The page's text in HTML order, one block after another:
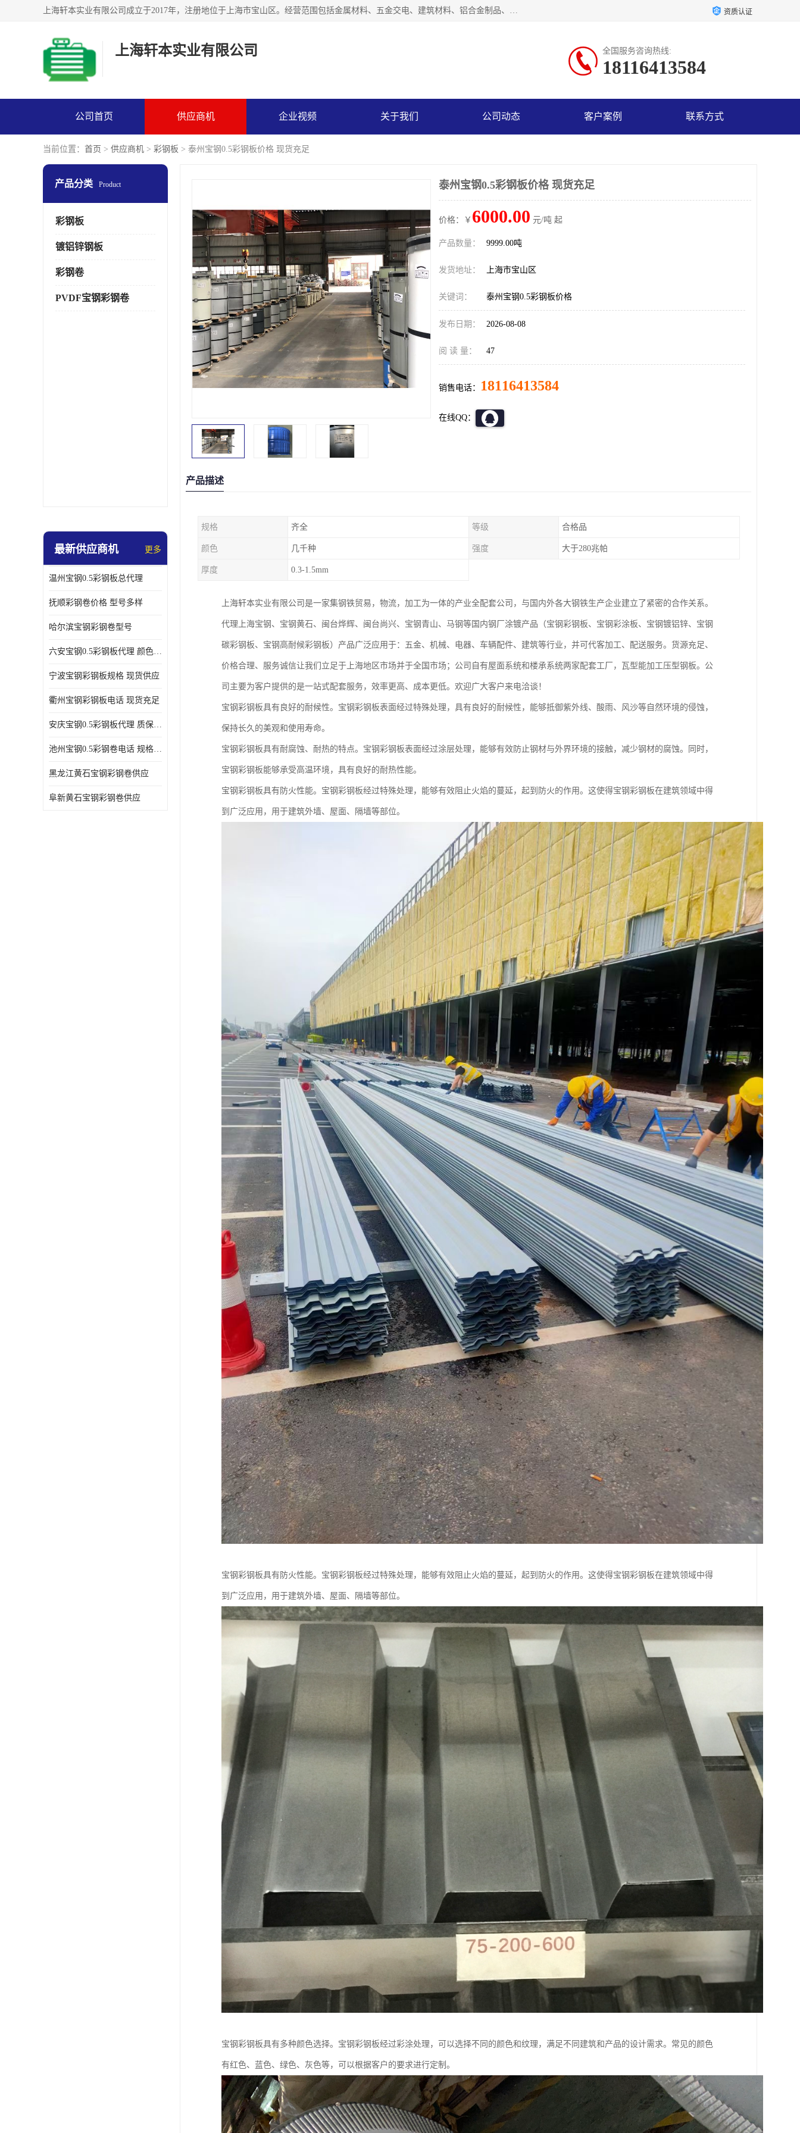
上海轩本实业有限公司成立于2017年，注册地位于上海市宝山区。经营范围包括金属材料、五金交电、建筑材料、铝合金制品、机械设备、电线电缆、装潢材料等；公司主营产品：宝钢彩钢板、宝钢彩钢卷、宝钢彩涂板、宝钢彩涂卷、宝钢高耐候彩钢板，宝钢氟碳彩钢板。是一家集钢铁贸易，物流、加工为一体的产业全配套公司。 资质认证
上海轩本实业有限公司 全国服务咨询热线:
18116413584
公司首页 供应商机 企业视频 关于我们 公司动态 客户案例 联系方式
当前位置： 首页 > 供应商机 > 彩钢板 > 泰州宝钢0.5彩钢板价格 现货充足
产品分类 Product
彩钢板
镀铝锌钢板
彩钢卷
PVDF宝钢彩钢卷
最新供应商机 更多
温州宝钢0.5彩钢板总代理
抚顺彩钢卷价格 型号多样
哈尔滨宝钢彩钢卷型号
六安宝钢0.5彩钢板代理 颜色定制
宁波宝钢彩钢板规格 现货供应
衢州宝钢彩钢板电话 现货充足
安庆宝钢0.5彩钢板代理 质保十年起
池州宝钢0.5彩钢卷电话 规格多样
黑龙江黄石宝钢彩钢卷供应
阜新黄石宝钢彩钢卷供应
泰州宝钢0.5彩钢板价格 现货充足
价格：￥ 6000.00 元/吨 起
产品数量： 9999.00吨
发货地址： 上海市宝山区
关键词： 泰州宝钢0.5彩钢板价格
发布日期： 2026-08-08
阅 读 量： 47
销售电话： 18116413584
在线QQ：
产品描述
规格 齐全 等级 合格品
颜色 几千种 强度 大于280兆帕
厚度 0.3-1.5mm
上海轩本实业有限公司是一家集钢铁贸易，物流，加工为一体的产业全配套公司，与国内外各大钢铁生产企业建立了紧密的合作关系。
代理上海宝钢、宝钢黄石、闽台烨辉、闽台尚兴、宝钢青山、马钢等国内钢厂涂镀产品（宝钢彩钢板、宝钢彩涂板、宝钢镀铝锌、宝钢
碳彩钢板、宝钢高耐候彩钢板）产品广泛应用于：五金、机械、电器、车辆配件、建筑等行业，并可代客加工、配送服务。货源充足、
价格合理、服务诚信让我们立足于上海地区市场并于全国市场；公司自有屋面系统和楼承系统两家配套工厂，瓦型能加工压型钢板。公
司主要为客户提供的是一站式配套服务，效率更高、成本更低。欢迎广大客户来电洽谈！
宝钢彩钢板具有良好的耐候性。宝钢彩钢板表面经过特殊处理，具有良好的耐候性，能够抵御紫外线、酸雨、风沙等自然环境的侵蚀，
保持长久的美观和使用寿命。
宝钢彩钢板具有耐腐蚀、耐热的特点。宝钢彩钢板表面经过涂层处理，能够有效防止钢材与外界环境的接触，减少钢材的腐蚀。同时，
宝钢彩钢板能够承受高温环境，具有良好的耐热性能。
宝钢彩钢板具有防火性能。宝钢彩钢板经过特殊处理，能够有效阻止火焰的蔓延，起到防火的作用。这使得宝钢彩钢板在建筑领域中得
到广泛应用，用于建筑外墙、屋面、隔墙等部位。
宝钢彩钢板具有防火性能。宝钢彩钢板经过特殊处理，能够有效阻止火焰的蔓延，起到防火的作用。这使得宝钢彩钢板在建筑领域中得
到广泛应用，用于建筑外墙、屋面、隔墙等部位。
宝钢彩钢板具有多种颜色选择。宝钢彩钢板经过彩涂处理，可以选择不同的颜色和纹理，满足不同建筑和产品的设计需求。常见的颜色
有红色、蓝色、绿色、灰色等，可以根据客户的要求进行定制。